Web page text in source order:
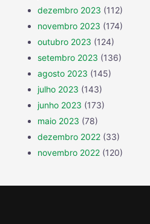
dezembro 2023 (112)
novembro 2023 (174)
outubro 2023 (124)
setembro 2023 (136)
agosto 2023 (145)
julho 2023 (143)
junho 2023 (173)
maio 2023 (78)
dezembro 2022 (33)
novembro 2022 (120)